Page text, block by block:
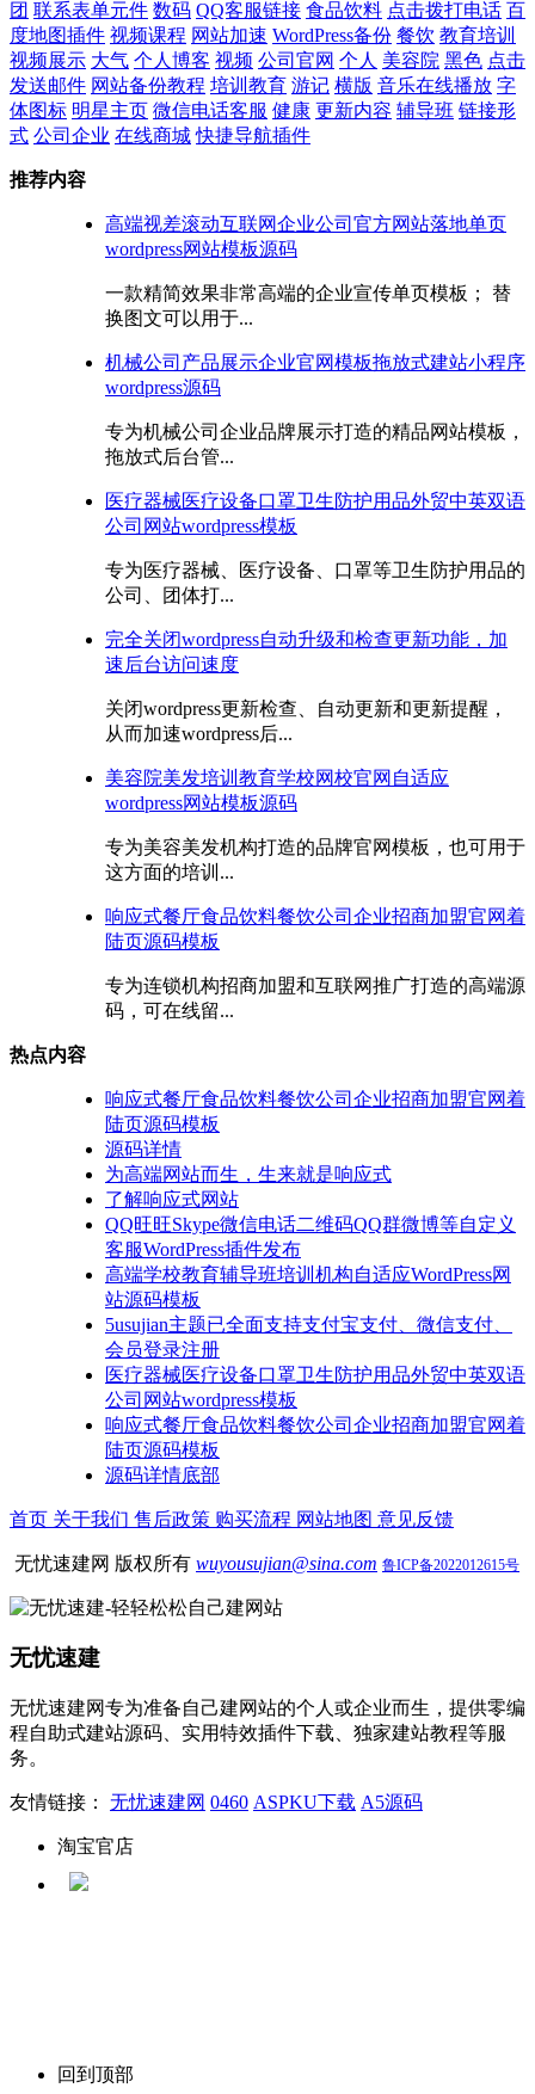
团 联系表单元件 数码 QQ客服链接 食品饮料 点击拨打电话 百
度地图插件 视频课程 网站加速 WordPress备份 餐饮 教育培训
视频展示 大气 个人博客 视频 公司官网 个人 美容院 黑色 点击
发送邮件 网站备份教程 培训教育 游记 横版 音乐在线播放 字
体图标 明星主页 微信电话客服 健康 更新内容 辅导班 链接形
式 公司企业 在线商城 快捷导航插件
推荐内容
高端视差滚动互联网企业公司官方网站落地单页
wordpress网站模板源码
一款精简效果非常高端的企业宣传单页模板； 替
换图文可以用于...
机械公司产品展示企业官网模板拖放式建站小程序
wordpress源码
专为机械公司企业品牌展示打造的精品网站模板，
拖放式后台管...
医疗器械医疗设备口罩卫生防护用品外贸中英双语
公司网站wordpress模板
专为医疗器械、医疗设备、口罩等卫生防护用品的
公司、团体打...
完全关闭wordpress自动升级和检查更新功能，加
速后台访问速度
关闭wordpress更新检查、自动更新和更新提醒，
从而加速wordpress后...
美容院美发培训教育学校网校官网自适应
wordpress网站模板源码
专为美容美发机构打造的品牌官网模板，也可用于
这方面的培训...
响应式餐厅食品饮料餐饮公司企业招商加盟官网着
陆页源码模板
专为连锁机构招商加盟和互联网推广打造的高端源
码，可在线留...
热点内容
响应式餐厅食品饮料餐饮公司企业招商加盟官网着
陆页源码模板
源码详情
为高端网站而生，生来就是响应式
了解响应式网站
QQ旺旺Skype微信电话二维码QQ群微博等自定义
客服WordPress插件发布
高端学校教育辅导班培训机构自适应WordPress网
站源码模板
5usujian主题已全面支持支付宝支付、微信支付、
会员登录注册
医疗器械医疗设备口罩卫生防护用品外贸中英双语
公司网站wordpress模板
响应式餐厅食品饮料餐饮公司企业招商加盟官网着
陆页源码模板
源码详情底部
首页 关于我们 售后政策 购买流程 网站地图 意见反馈
无忧速建网 版权所有 wuyousujian@sina.com 鲁ICP备2022012615号
无忧速建
无忧速建网专为准备自己建网站的个人或企业而生，提供零编
程自助式建站源码、实用特效插件下载、独家建站教程等服
务。
友情链接： 无忧速建网 0460 ASPKU下载 A5源码
淘宝官店
回到顶部